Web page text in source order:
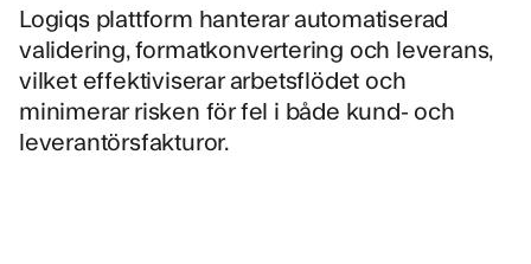
Logiqs plattform hanterar automatiserad
validering, formatkonvertering och leverans,
vilket effektiviserar arbetsflödet och
minimerar risken för fel i både kund- och
leverantörsfakturor.